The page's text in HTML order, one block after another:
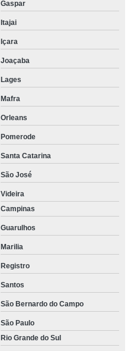
Gaspar
Itajai
Içara
Joaçaba
Lages
Mafra
Orleans
Pomerode
Santa Catarina
São José
Videira
Campinas
Guarulhos
Marilia
Registro
Santos
São Bernardo do Campo
São Paulo
Rio Grande do Sul